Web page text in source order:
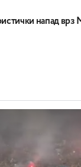
напад врз